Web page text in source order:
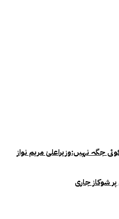
شوکاز جاری